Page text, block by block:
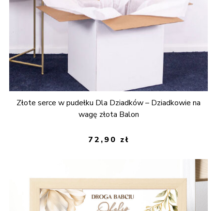
Złote serce w pudełku Dla Dziadków – Dziadkowie na
wagę złota Balon
72,90 zł